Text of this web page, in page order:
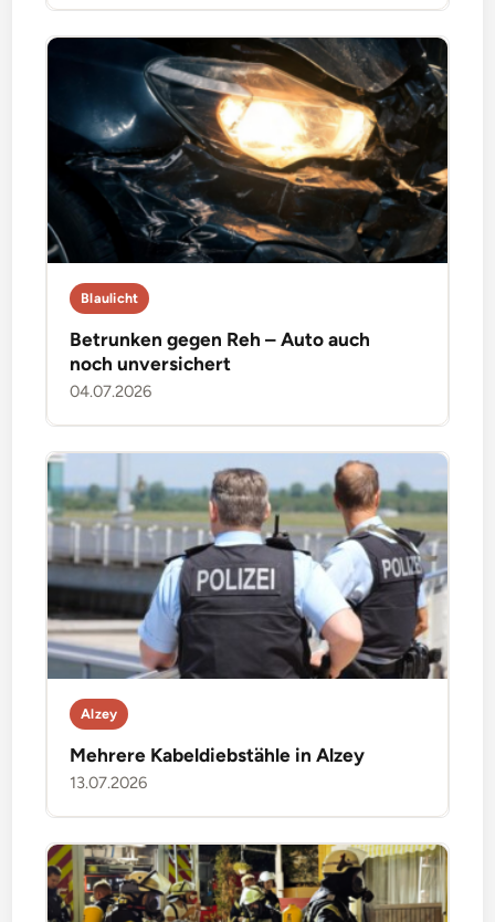
Blaulicht
Betrunken gegen Reh – Auto auch
noch unversichert
04.07.2026
Alzey
Mehrere Kabeldiebstähle in Alzey
13.07.2026